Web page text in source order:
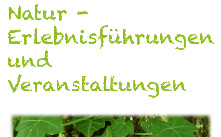
Natur -
Erlebnisführungen
und
Veranstaltungen